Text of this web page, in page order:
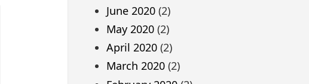
June 2020(2)
May 2020(2)
April 2020(2)
March 2020(2)